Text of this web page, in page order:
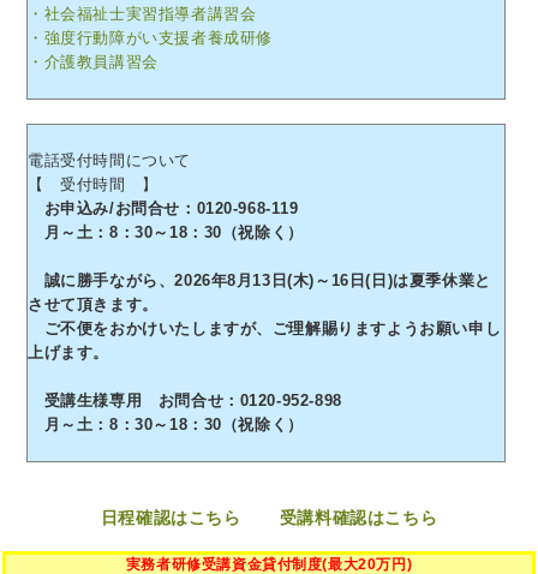
・社会福祉士実習指導者講習会
・強度行動障がい支援者養成研修
・介護教員講習会
電話受付時間について
【 受付時間 】
お申込み/お問合せ：0120-968-119
月～土：8：30～18：30（祝除く）
誠に勝手ながら、2026年8月13日(木)～16日(日)は夏季休業と
させて頂きます。
ご不便をおかけいたしますが、ご理解賜りますようお願い申し
上げます。
受講生様専用 お問合せ：0120-952-898
月～土：8：30～18：30（祝除く）
日程確認はこちら 受講料確認はこちら
実務者研修受講資金貸付制度(最大20万円)